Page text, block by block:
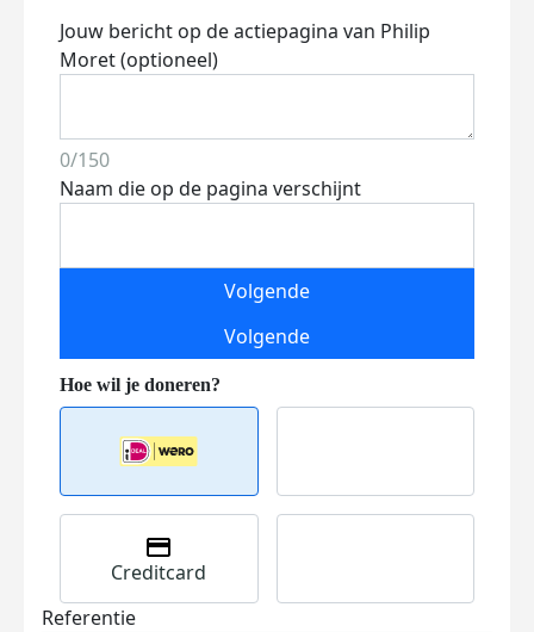
Jouw bericht op de actiepagina van Philip
Moret (optioneel)
0/150
Naam die op de pagina verschijnt
Volgende
Volgende
Creditcard
Referentie